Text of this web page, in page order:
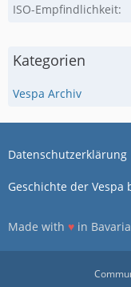
ISO-Empfindlichkeit
Kategorien
Vespa Archiv
Datenschutzerklärung
Geschichte der Vespa
Made with ♥ in Bavaria